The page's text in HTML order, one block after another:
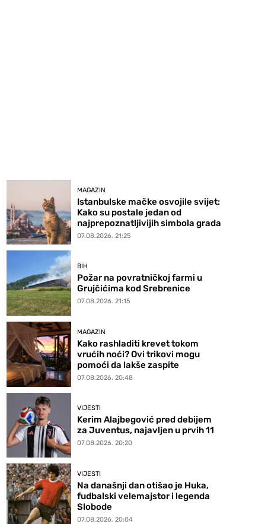
MAGAZIN
Istanbulske mačke osvojile svijet:
Kako su postale jedan od
najprepoznatljivijih simbola grada
07.08.2026. 21:25
BIH
Požar na povratničkoj farmi u
Grujčićima kod Srebrenice
07.08.2026. 21:15
MAGAZIN
Kako rashladiti krevet tokom
vrućih noći? Ovi trikovi mogu
pomoći da lakše zaspite
07.08.2026. 20:48
VIJESTI
Kerim Alajbegović pred debijem
za Juventus, najavljen u prvih 11
07.08.2026. 20:20
VIJESTI
Na današnji dan otišao je Huka,
fudbalski velemajstor i legenda
Slobode
07.08.2026. 20:04